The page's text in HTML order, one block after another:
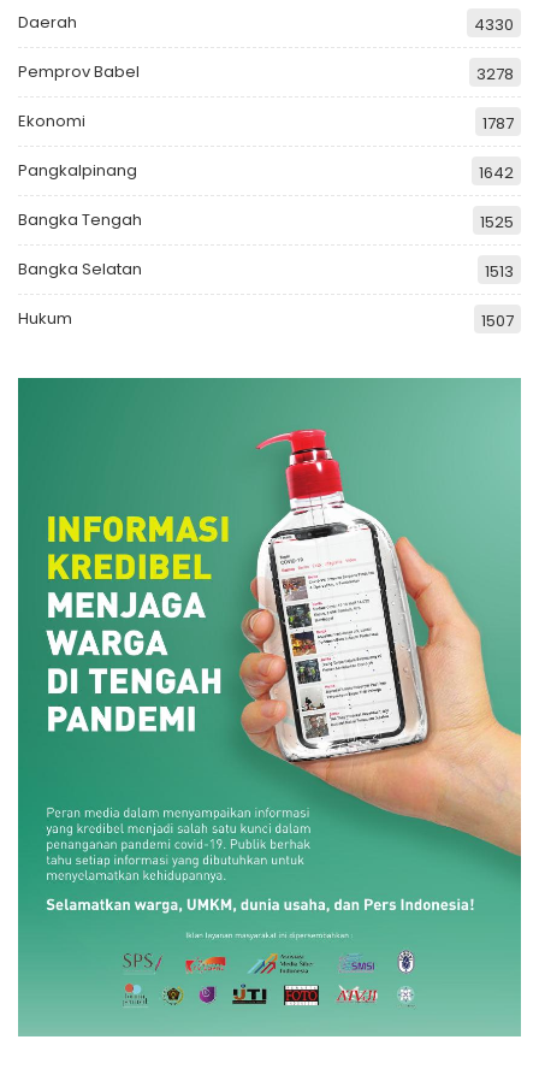
Daerah 4330
Pemprov Babel 3278
Ekonomi 1787
Pangkalpinang 1642
Bangka Tengah 1525
Bangka Selatan 1513
Hukum 1507